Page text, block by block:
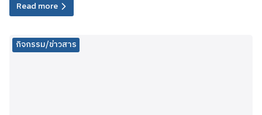
Read more
กิจกรรม/ข่าวสาร